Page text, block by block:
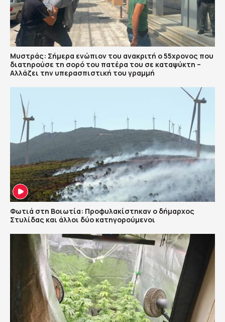
Μυστράς: Σήμερα ενώπιον του ανακριτή ο 55χρονος που
διατηρούσε τη σορό του πατέρα του σε καταψύκτη –
Αλλάζει την υπερασπιστική του γραμμή
Φωτιά στη Βοιωτία: Προφυλακίστηκαν ο δήμαρχος
Στυλίδας και άλλοι δύο κατηγορούμενοι